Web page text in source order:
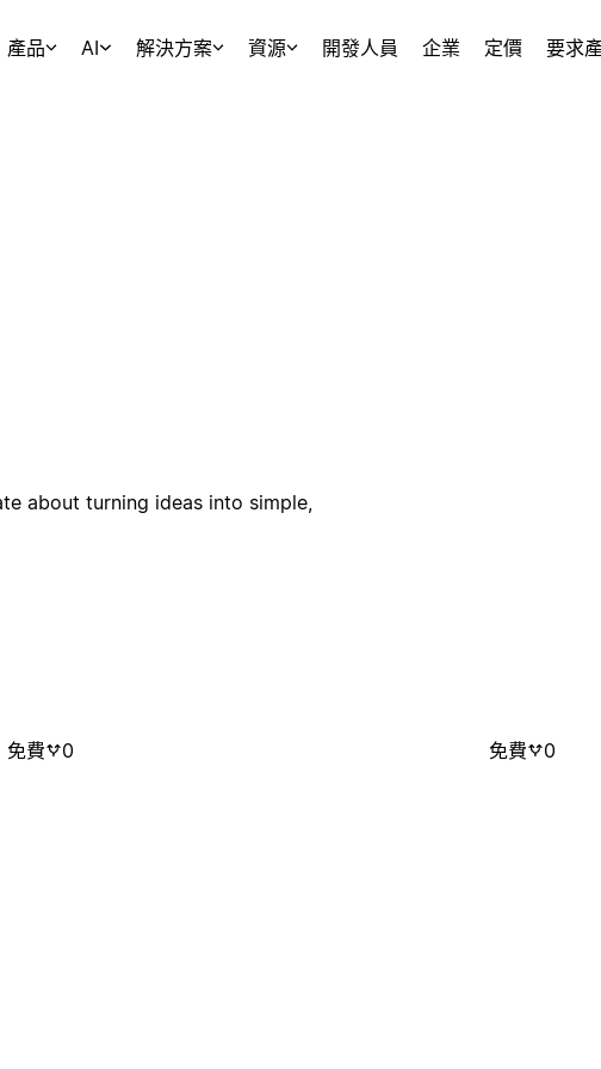
產品 AI 解決方案 資源 開發人員 企業 定價 要求
about turning ideas into simple,
免費 0 免費 0